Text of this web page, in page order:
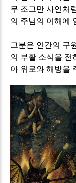
무 조그만 사연처
의 주님의 이해에
그분은 인간의 구
의 부활 소식을 전
아 위로와 해방을